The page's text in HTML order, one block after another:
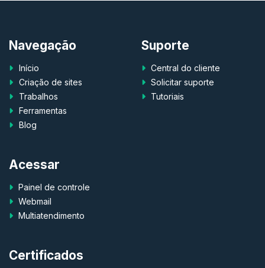
Navegação
Início
Criação de sites
Trabalhos
Ferramentas
Blog
Suporte
Central do cliente
Solicitar suporte
Tutoriais
Acessar
Painel de controle
Webmail
Multiatendimento
Certificados